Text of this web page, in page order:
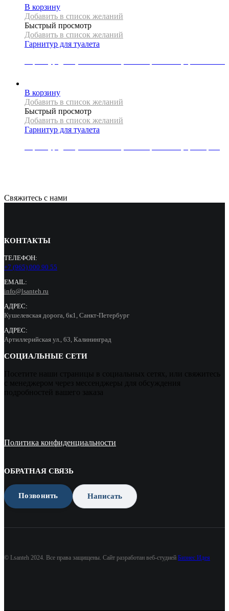
В корзину
Добавить в список желаний
Быстрый просмотр
Добавить в список желаний
Гарнитур для туалета
В корзину
Добавить в список желаний
Быстрый просмотр
Добавить в список желаний
Гарнитур для туалета
Свяжитесь с нами
КОНТАКТЫ
ТЕЛЕФОН:
+7 (965) 000 90 55
EMAIL:
info@lsanteh.ru
АДРЕС:
Кушелевская дорога, 6к1, Санкт-Петербург
АДРЕС:
Артиллерийская ул., 63, Калининград
СОЦИАЛЬНЫЕ СЕТИ
Посетите наши страницы в социальных сетях, или свяжитесь
с менеджером через мессенджеры для обсуждения
подробностей вашего заказа
Политика конфиденциальности
ОБРАТНАЯ СВЯЗЬ
Позвонить Написать
© Lsanteh 2024. Все права защищены. Сайт разработан веб-студией Бизнес Идея